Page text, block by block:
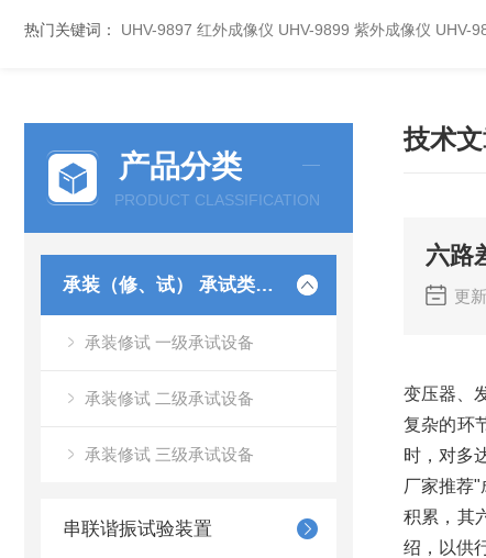
热门关键词： UHV-9897 红外成像仪 UHV-9899 紫外成像仪 UHV-
产品分类
PRODUCT CLASSIFICATION
承装（修、试） 承试类仪器
承装修试 一级承试设备
承装修试 二级承试设备
承装修试 三级承试设备
串联谐振试验装置
技术
六路
更
变压器、
复杂的环
时，对多
厂家推荐
积累，其
绍，以供